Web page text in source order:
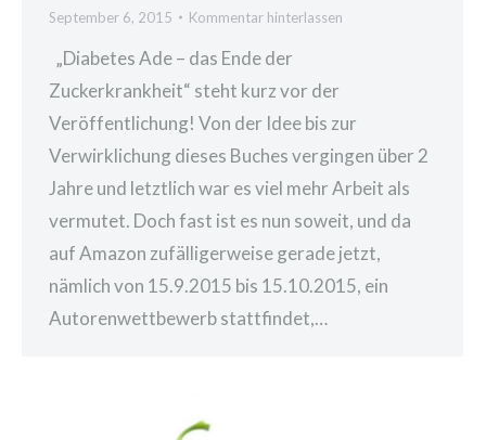
September 6, 2015
Kommentar hinterlassen
„Diabetes Ade – das Ende der
Zuckerkrankheit“ steht kurz vor der
Veröffentlichung! Von der Idee bis zur
Verwirklichung dieses Buches vergingen über 2
Jahre und letztlich war es viel mehr Arbeit als
vermutet. Doch fast ist es nun soweit, und da
auf Amazon zufälligerweise gerade jetzt,
nämlich von 15.9.2015 bis 15.10.2015, ein
Autorenwettbewerb stattfindet,…